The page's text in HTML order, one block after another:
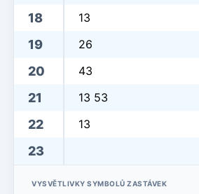
18 13
19 26
20 43
21 13 53
22 13
23
VYSVĚTLIVKY SYMBOLŮ ZASTÁVEK